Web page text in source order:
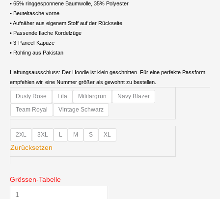
• 65% ringgesponnene Baumwolle, 35% Polyester
• Beuteltasche vorne
• Aufnäher aus eigenem Stoff auf der Rückseite
• Passende flache Kordelzüge
• 3-Paneel-Kapuze
• Rohling aus Pakistan
Haftungsausschluss: Der Hoodie ist klein geschnitten. Für eine perfekte Passform
empfehlen wir, eine Nummer größer als gewohnt zu bestellen.
Dusty Rose Lila Militärgrün
Navy Blazer
Team Royal
Vintage Schwarz
2XL 3XL L M S XL
Zurücksetzen
Grössen-Tabelle
Herren
Hoodie
Menge